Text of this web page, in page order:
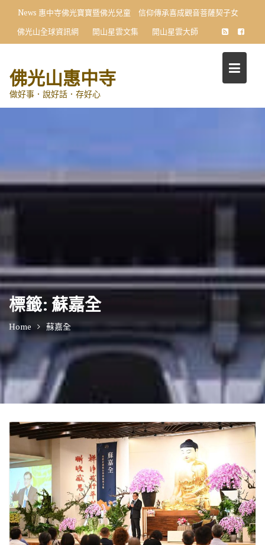
content
News 惠中寺佛光寶寶暨佛光兒童 信仰傳承喜成觀音菩薩契子女
佛光山全球資訊網
開山星雲文集 開山星雲大師
佛光山惠中寺
做好事．說好話．存好心
標籤: 蘇嘉全
Home 蘇嘉全